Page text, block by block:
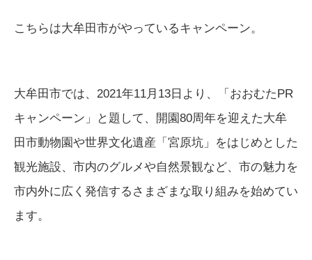
こちらは大牟田市がやっているキャンペーン。
大牟田市では、2021年11月13日より、「おおむたPR
キャンペーン」と題して、開園80周年を迎えた大牟
田市動物園や世界文化遺産「宮原坑」をはじめとした
観光施設、市内のグルメや自然景観など、市の魅力を
市内外に広く発信するさまざまな取り組みを始めてい
ます。